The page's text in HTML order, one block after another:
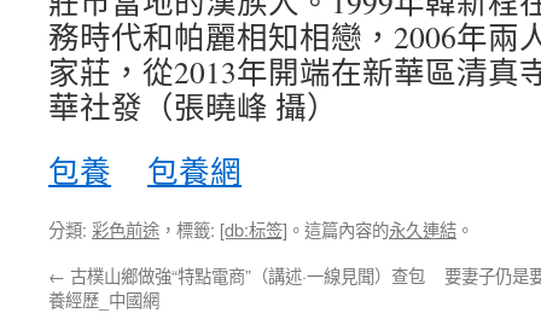
務時代和帕麗相知相戀，2006年兩
家莊，從2013年開端在新華區清真
華社發（張曉峰 攝）
包養
包養網
分類: 彩色前途 ，標籤: [db:标签] 。這篇內容的永久連結 。
← 古樸山鄉做強“特點電商”（講述·一線見聞）查包
養經歷_中國網
要妻子仍是